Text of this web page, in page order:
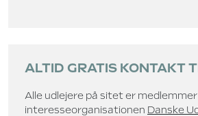
ALTID GRATIS KONTAKT
Alle udlejere på sitet er
interesseorganisationen Danske